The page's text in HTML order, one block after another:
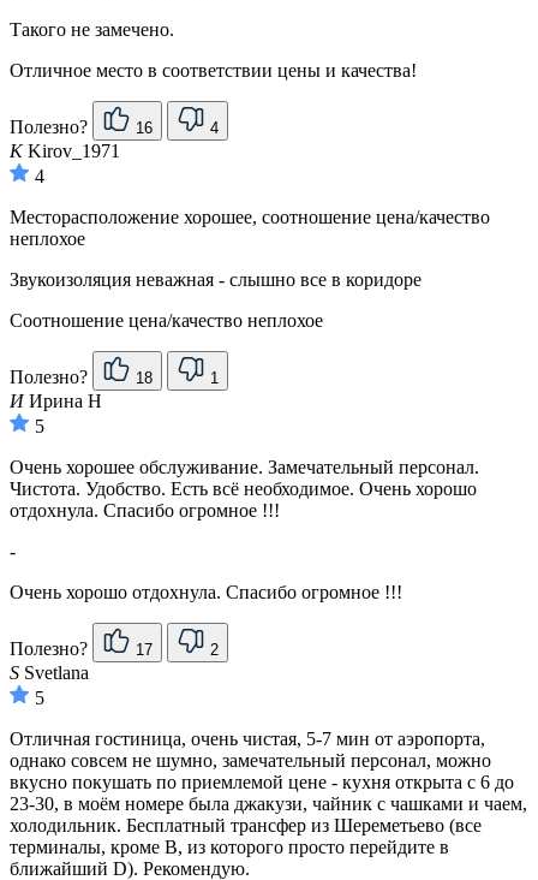
Такого не замечено.
Отличное место в соответствии цены и качества!
Полезно? 16 4
KKirov_1971
4
Месторасположение хорошее, соотношение цена/качество
неплохое
Звукоизоляция неважная - слышно все в коридоре
Соотношение цена/качество неплохое
Полезно? 18 1
ИИрина Н
5
Очень хорошее обслуживание. Замечательный персонал.
Чистота. Удобство. Есть всё необходимое. Очень хорошо
отдохнула. Спасибо огромное !!!
-
Очень хорошо отдохнула. Спасибо огромное !!!
Полезно? 17 2
S Svetlana
5
Отличная гостиница, очень чистая, 5-7 мин от аэропорта,
однако совсем не шумно, замечательный персонал, можно
вкусно покушать по приемлемой цене - кухня открыта с 6 до
23-30, в моём номере была джакузи, чайник с чашками и чаем,
холодильник. Бесплатный трансфер из Шереметьево (все
терминалы, кроме В, из которого просто перейдите в
ближайший D). Рекомендую.